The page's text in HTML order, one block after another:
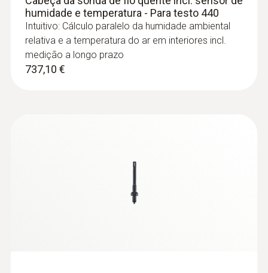
assim como para a determinação paralela
da humidade ambiental relativa e da
temperatura ambiental em interiores
626,22 €
humidade e temperatura - Para testo 440
Intuitivo: Cálculo paralelo da humidade ambiental
relativa e a temperatura do ar em interiores incl.
medição a longo prazo
737,10 €